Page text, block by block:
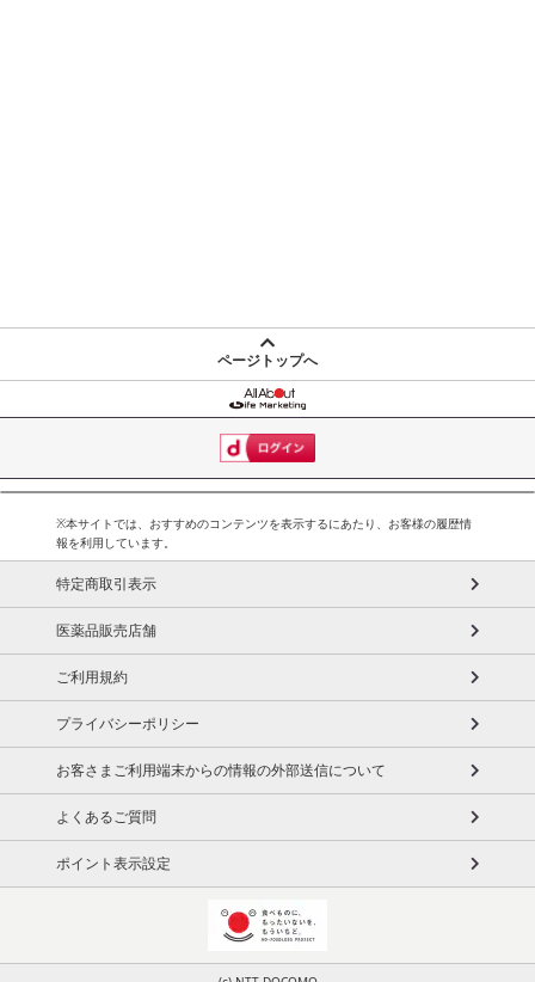
ページトップへ
※本サイトでは、おすすめのコンテンツを表示するにあたり、お客様の履歴情
報を利用しています。
特定商取引表示
医薬品販売店舗
ご利用規約
プライバシーポリシー
お客さまご利用端末からの情報の外部送信について
よくあるご質問
ポイント表示設定